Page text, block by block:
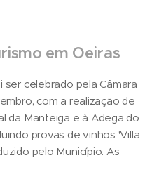
em Oeiras
ser celebrado pela Câmara
com a realização de
da Manteiga e à Adega do
provas de vinhos 'Villa
pelo Município. As